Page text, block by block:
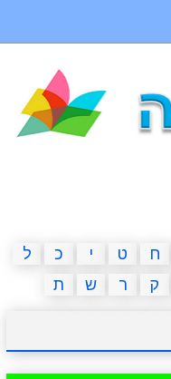
פוקימון גו מצא הבדלים
אשליות חדשות
ח ט י כ
ל
ק ר ש ת